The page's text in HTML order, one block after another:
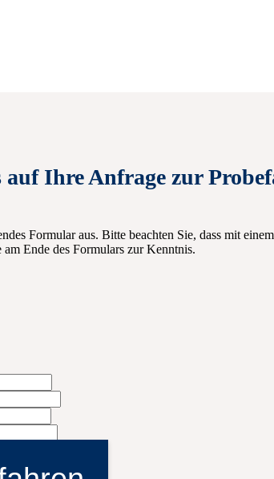
auf Ihre Anfrage zur
Formular aus. Bitte beachten Sie, dass mit
Ende des Formulars zur Kenntnis.